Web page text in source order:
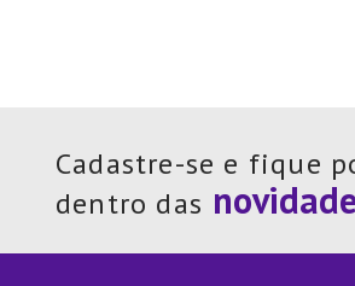
Cadastre-se e fique
dentro das